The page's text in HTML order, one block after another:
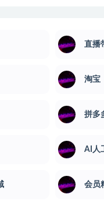
直播
淘宝
拼多
AI人
会员